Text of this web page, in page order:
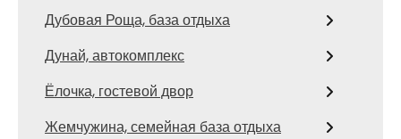
Дубовая Роща, база отдыха
Дунай, автокомплекс
Ёлочка, гостевой двор
Жемчужина, семейная база отдыха